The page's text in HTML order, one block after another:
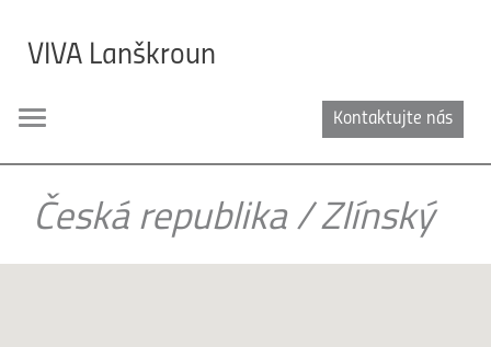
VIVA Lanškroun
Kontaktujte nás
Toggle
Česká republika/Zlínský